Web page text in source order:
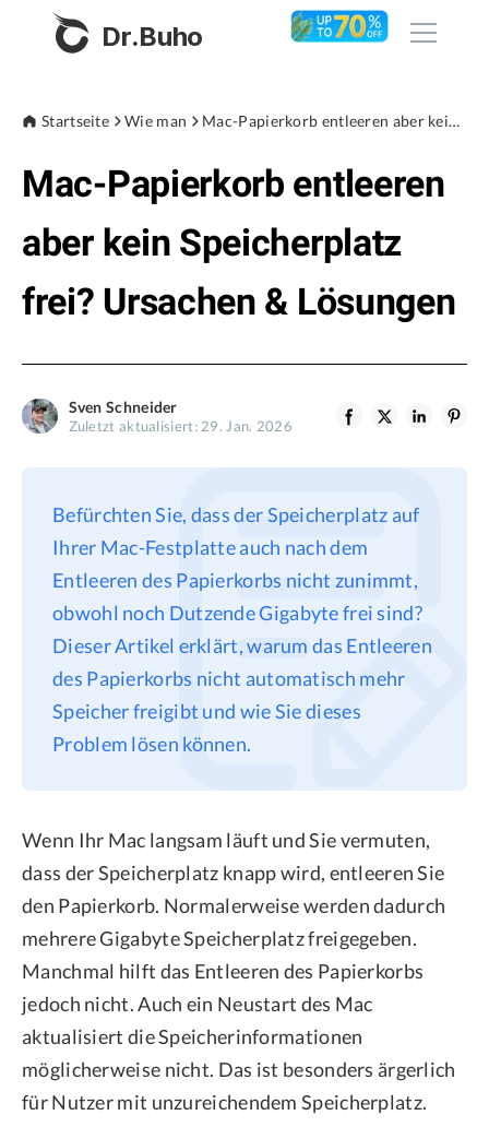
Dr.Buho
Produkte
BuhoCleaner
BuhoRepair
BuhoLaunchpad
Store
Blog
Datenschutz
Refund Policy
Startseite Wie man Mac-Papierkorb entleeren aber kein Speicherplatz frei? Ursachen & Lösungen
Mac-Papierkorb entleeren
aber kein Speicherplatz
frei? Ursachen & Lösungen
Sven Schneider
Zuletzt aktualisiert: 29. Jan. 2026
Befürchten Sie, dass der Speicherplatz auf
Ihrer Mac-Festplatte auch nach dem
Entleeren des Papierkorbs nicht zunimmt,
obwohl noch Dutzende Gigabyte frei sind?
Dieser Artikel erklärt, warum das Entleeren
des Papierkorbs nicht automatisch mehr
Speicher freigibt und wie Sie dieses
Problem lösen können.
Wenn Ihr Mac langsam läuft und Sie vermuten,
dass der Speicherplatz knapp wird, entleeren Sie
den Papierkorb. Normalerweise werden dadurch
mehrere Gigabyte Speicherplatz freigegeben.
Manchmal hilft das Entleeren des Papierkorbs
jedoch nicht. Auch ein Neustart des Mac
aktualisiert die Speicherinformationen
möglicherweise nicht. Das ist besonders ärgerlich
für Nutzer mit unzureichendem Speicherplatz.